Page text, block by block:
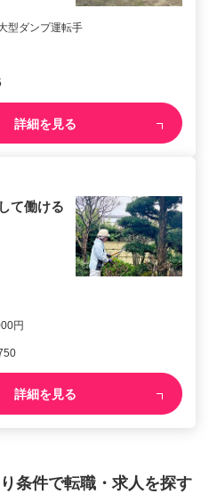
型ダンプ運転手
詳細を見る
て働ける
円
詳細を見る
条件で転職・求人を探す